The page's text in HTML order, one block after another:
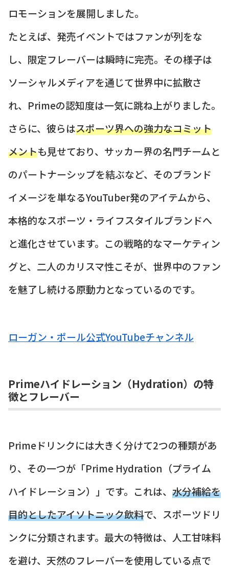
ロモーションを展開しました。
たとえば、発売イベントではファンが列をな
し、限定フレーバーは瞬時に完売。その様子は
ソーシャルメディアを通じて世界中に拡散さ
れ、Primeの認知度は一気に跳ね上がりました。
さらに、彼らはスポーツ界への強力なコミット
メントも見せており、サッカー界の名門チームと
のパートナーシップを結ぶなど、そのブランド
イメージを単なるYouTuber発のアイテムから、
本格的なスポーツ・ライフスタイルブランドへ
と進化させています。この戦略的なマーケティン
グと、二人のカリスマ性こそが、世界中のファン
を魅了し続ける原動力となっているのです。
ローガン・ポール公式YouTubeチャンネル
Primeハイドレーション（Hydration）の特
徴とフレーバー
Primeドリンクには大きく分けて2つの種類があ
り、その一つが「Prime Hydration（プライム
ハイドレーション）」です。これは、 水分補給を
目的としたアイソトニック飲料で、スポーツドリ
ンクに分類されます。最大の特徴は、人工甘味料
を避け、天然のフレーバーを使用している点で